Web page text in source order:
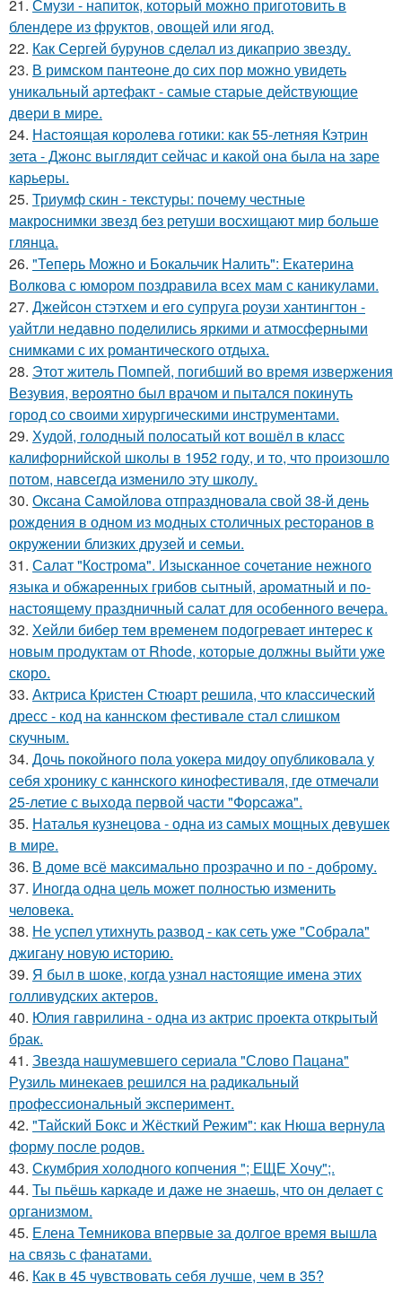
21. Смузи - напиток, который можно приготовить в
блендере из фруктов, овощей или ягод.
22. Как Сергей бурунов сделал из дикаприо звезду.
23. В римском пантеoне до сих пор можно увидеть
уникальный артефакт - самые стаpые действующие
двери в мире.
24. Настоящая королева готики: как 55-летняя Кэтрин
зета - Джонс выглядит сейчас и какой она была на заре
карьеры.
25. Триумф скин - текстуры: почему честные
макроснимки звезд без ретуши восхищают мир больше
глянца.
26. "Теперь Можно и Бокальчик Налить": Екатерина
Волкова с юмором поздравила всех мам с каникулами.
27. Джейсон стэтхем и его супруга роузи хантингтон -
уайтли недавно поделились яркими и атмосферными
снимками с их романтического отдыха.
28. Этот житель Помпей, погибший во время извержения
Везувия, вероятно был врачом и пытался покинуть
город со своими хирургическими инструментами.
29. Худой, голодный полосатый кот вошёл в класс
калифорнийской школы в 1952 году, и то, что произошло
потом, навсегда изменило эту школу.
30. Оксана Самойлова отпраздновала свой 38-й день
рождения в одном из модных столичных ресторанов в
окружении близких друзей и семьи.
31. Салат "Кострома". Изысканное сочетание нежного
языка и обжаренных грибов сытный, ароматный и по-
настоящему праздничный салат для особенного вечера.
32. Хейли бибер тем временем подогревает интерес к
новым продуктам от Rhode, которые должны выйти уже
скоро.
33. Актриса Кристен Стюарт решила, что классический
дресс - код на каннском фестивале стал слишком
скучным.
34. Дочь покойного пола уокера мидоу опубликовала у
себя хронику с каннского кинофестиваля, где отмечали
25-летие с выхода первой части "Форсажа".
35. Наталья кузнецова - одна из самых мощных девушек
в мире.
36. В доме всё максимально прозрачно и по - доброму.
37. Иногда одна цель может полностью изменить
человека.
38. Не успел утихнуть развод - как сеть уже "Собрала"
джигану новую историю.
39. Я был в шоке, когда узнал настоящие имена этих
голливудских актеров.
40. Юлия гаврилина - одна из актрис проекта открытый
брак.
41. Звезда нашумевшего сериала "Слово Пацана"
Рузиль минекаев решился на радикальный
профессиональный эксперимент.
42. "Тайский Бокс и Жёсткий Режим": как Нюша вернула
форму после родов.
43. Скумбрия холодного копчения "; ЕЩЕ Хочу";.
44. Ты пьёшь каркаде и даже не знаешь, что он делает с
организмом.
45. Елена Темникова впервые за долгое время вышла
на связь с фанатами.
46. Как в 45 чувствовать себя лучше, чем в 35?